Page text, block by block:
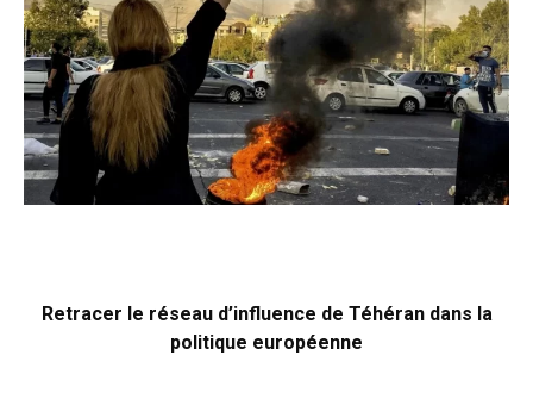
Retracer le réseau d’influence de Téhéran dans la
politique européenne